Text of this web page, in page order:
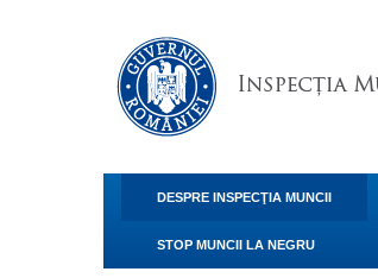
DESPRE INSPECŢIA MUNCII
STOP MUNCII LA NEGRU